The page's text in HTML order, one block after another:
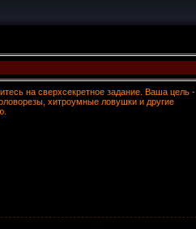
на сверхсекретное задание. Ваша цель -
хитроумные ловушки и другие